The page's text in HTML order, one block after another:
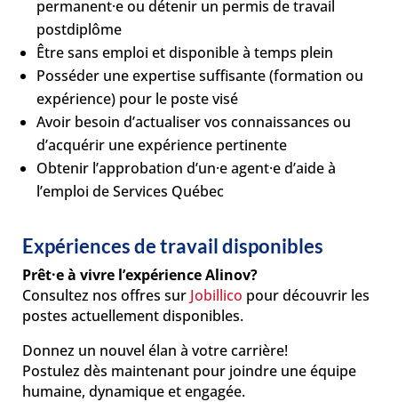
permanent·e ou détenir un permis de travail
postdiplôme
Être sans emploi et disponible à temps plein
Posséder une expertise suffisante (formation ou
expérience) pour le poste visé
Avoir besoin d’actualiser vos connaissances ou
d’acquérir une expérience pertinente
Obtenir l’approbation d’un·e agent·e d’aide à
l’emploi de Services Québec
Expériences de travail disponibles
Prêt·e à vivre l’expérience Alinov?
Consultez nos offres sur Jobillico pour découvrir les
postes actuellement disponibles.
Donnez un nouvel élan à votre carrière!
Postulez dès maintenant pour joindre une équipe
humaine, dynamique et engagée.